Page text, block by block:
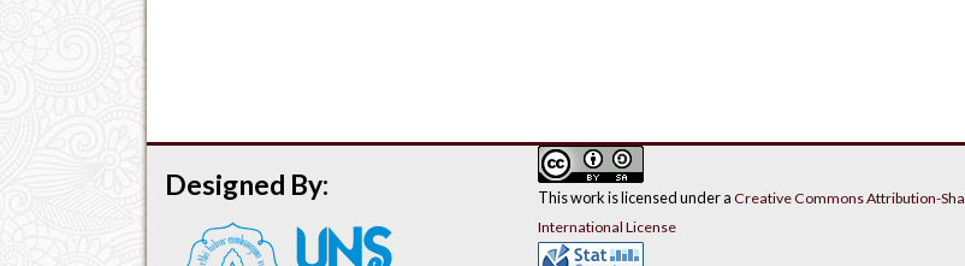
This work is licensed under aCreative Commons Attribution-
International License
Designed By: